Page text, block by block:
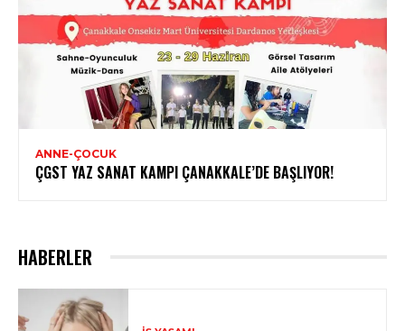
ANNE-ÇOCUK
ÇGST YAZ SANAT KAMPI ÇANAKKALE’DE BAŞLIYOR!
HABERLER